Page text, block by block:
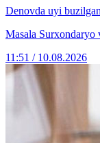
Denovda uyi
Masala Surxondaryo
11:51 / 10.08.2026